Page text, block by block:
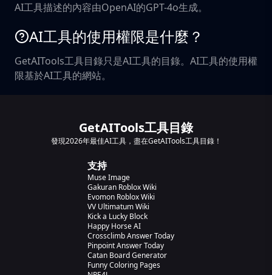
AI工具描述的內容由OpenAI的GPT-4o生成。
AI工具的使用權限是什麼？
GetAITools工具目錄只是AI工具的目錄。AI工具的使用權
限基於AI工具的網站。
GetAITools工具目錄
發現2026年最佳AI工具，盡在GetAITools工具目錄！
支持
Muse Image
Gakuran Roblox Wiki
Evomon Roblox Wiki
VV Ultimatum Wiki
Kick a Lucky Block
Happy Horse AI
Crossclimb Answer Today
Pinpoint Answer Today
Catan Board Generator
Funny Coloring Pages